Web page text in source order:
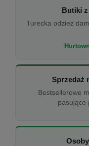
Butiki
Turecka odzież
Sprzedaż
Bestsellerowe
pasujące